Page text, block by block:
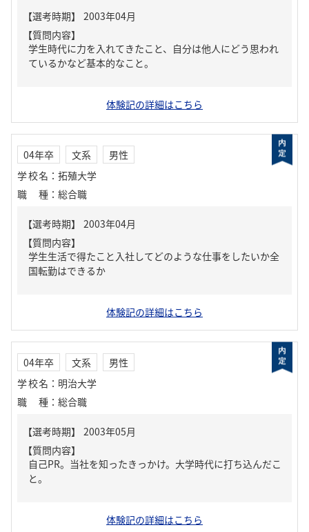
【質問内容】
学生時代に力を入れてきたこと、自分は他人にどう思われ
ているかなど基本的なこと。
体験記の詳細はこちら
04年卒 文系
男性
学校名 ： 拓殖大学
職種 ： 総合職
【質問内容】
学生生活で得たこと入社してどのような仕事をしたいか全
国転勤はできるか
体験記の詳細はこちら
04年卒 文系
男性
学校名 ： 明治大学
職種 ： 総合職
【質問内容】
自己PR。当社を知ったきっかけ。大学時代に打ち込んだこ
と。
体験記の詳細はこちら